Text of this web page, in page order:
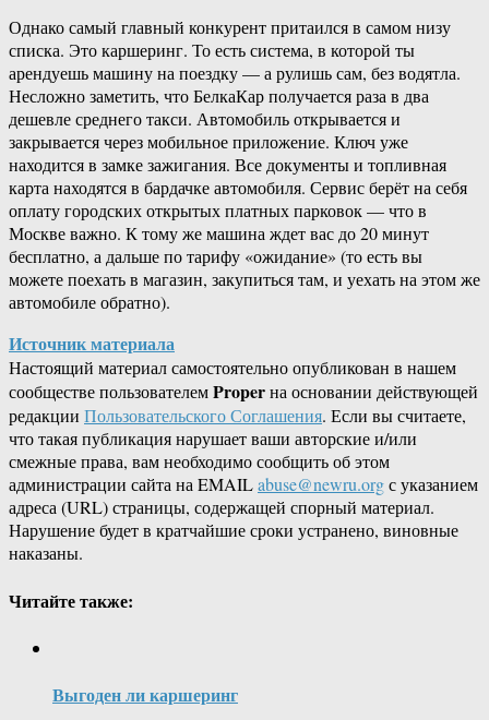
Однако самый главный конкурент притаился в самом низу
списка. Это каршеринг. То есть система, в которой ты
арендуешь машину на поездку — а рулишь сам, без водятла.
Несложно заметить, что БелкаКар получается раза в два
дешевле среднего такси. Автомобиль открывается и
закрывается через мобильное приложение. Ключ уже
находится в замке зажигания. Все документы и топливная
карта находятся в бардачке автомобиля. Сервис берёт на себя
оплату городских открытых платных парковок — что в
Москве важно. К тому же машина ждет вас до 20 минут
бесплатно, а дальше по тарифу «ожидание» (то есть вы
можете поехать в магазин, закупиться там, и уехать на этом же
автомобиле обратно).
Источник материала
Настоящий материал самостоятельно опубликован в нашем
сообществе пользователемProperна основании действующей
редакции Пользовательского Соглашения. Если вы считаете,
что такая публикация нарушает ваши авторские и/или
смежные права, вам необходимо сообщить об этом
администрации сайта на EMAILabuse@newru.orgс указанием
адреса (URL) страницы, содержащей спорный материал.
Нарушение будет в кратчайшие сроки устранено, виновные
наказаны.
Читайте также:
Выгоден ли каршеринг